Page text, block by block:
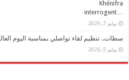
Khénifra
…interrogent
يوليو 7, 2026
سطات.. تنظيم لقاء تواصلي بمناسبة اليوم
يوليو 5, 2026